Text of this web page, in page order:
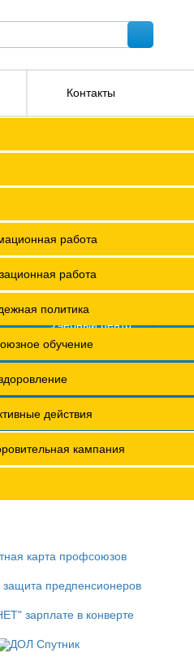
условий труда (СОУТ)
ФНПР
работа
работа
политика
обучение
действия
кампания
Контакты
Учебный центр